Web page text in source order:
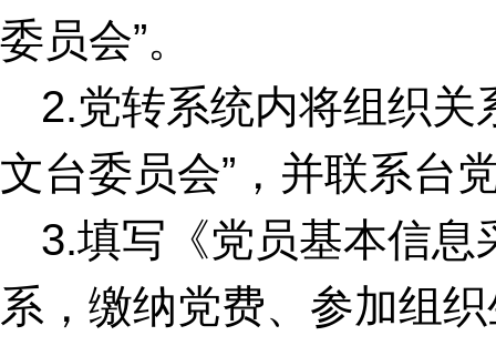
委员会”。
2.党转系统内将组织关
文台委员会”，并联系台
3.填写《党员基本信息
系，缴纳党费、参加组